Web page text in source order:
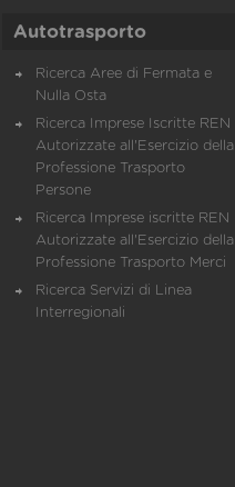
Autotrasporto
Ricerca Aree di Fermata e
Nulla Osta
Ricerca Imprese Iscritte REN
Autorizzate all'Esercizio della
Professione Trasporto
Persone
Ricerca Imprese iscritte REN
Autorizzate all'Esercizio della
Professione Trasporto Merci
Ricerca Servizi di Linea
Interregionali